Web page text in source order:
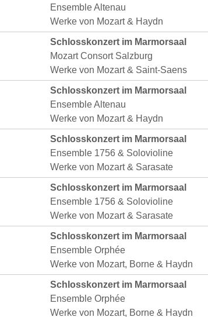
Ensemble Altenau
Werke von Mozart & Haydn
Schlosskonzert im Marmorsaal
Mozart Consort Salzburg
Werke von Mozart & Saint-Saens
Schlosskonzert im Marmorsaal
Ensemble Altenau
Werke von Mozart & Haydn
Schlosskonzert im Marmorsaal
Ensemble 1756 & Solovioline
Werke von Mozart & Sarasate
Schlosskonzert im Marmorsaal
Ensemble 1756 & Solovioline
Werke von Mozart & Sarasate
Schlosskonzert im Marmorsaal
Ensemble Orphée
Werke von Mozart, Borne & Haydn
Schlosskonzert im Marmorsaal
Ensemble Orphée
Werke von Mozart, Borne & Haydn